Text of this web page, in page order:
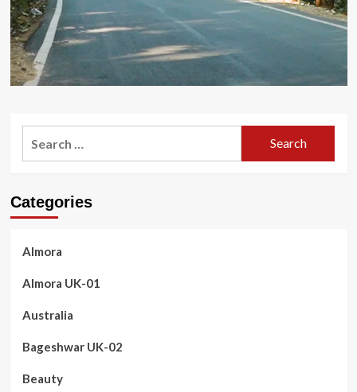
Categories
Almora
Almora UK-01
Australia
Bageshwar UK-02
Beauty